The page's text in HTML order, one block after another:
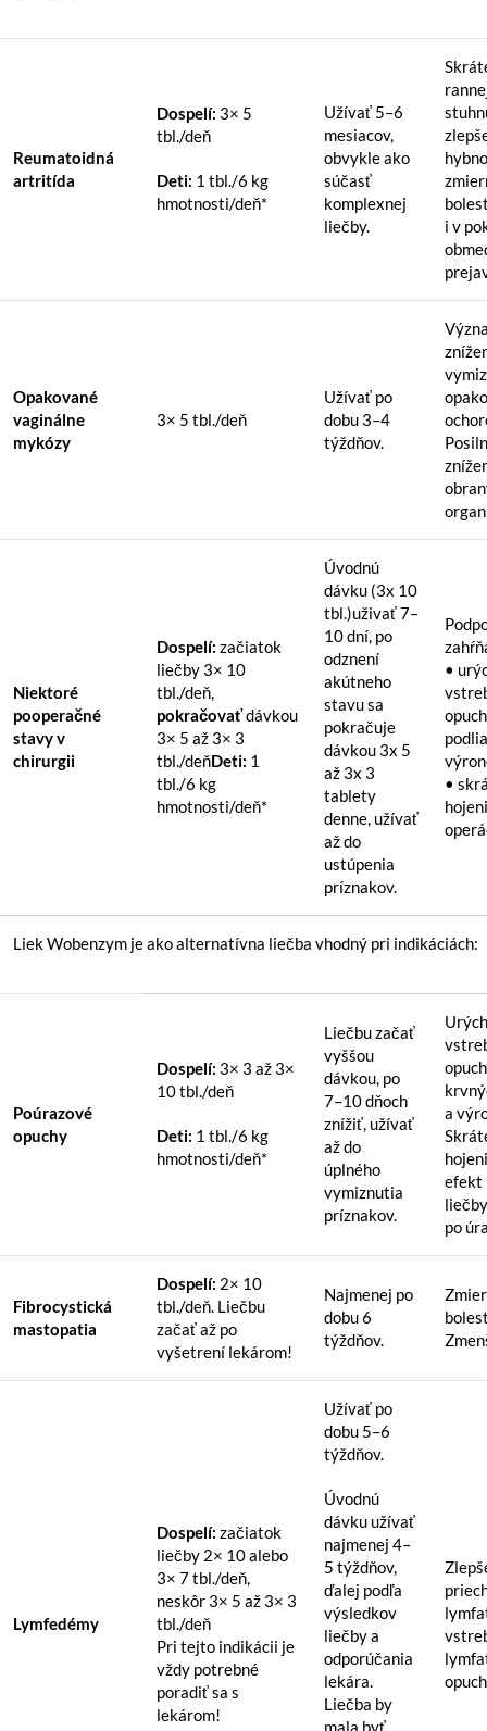
Reumatoidná
artritída
Dospelí: 3× 5
tbl./deň
Deti: 1 tbl./6 kg
hmotnosti/deň*
Užívať 5–6
mesiacov,
obvykle ako
súčasť
komplexnej
liečby.
i v
Opakované
vaginálne
mykózy
3× 5 tbl./deň
Užívať po
dobu 3–4
týždňov.
Niektoré
pooperačné
stavy v
chirurgii
Dospelí: začiatok
liečby 3× 10
tbl./deň,
pokračovaťdávkou
3× 5 až 3× 3
tbl./deňDeti: 1
tbl./6 kg
hmotnosti/deň*
Úvodnú
dávku (3x 10
tbl.)uživať 7–
10 dní, po
odznení
akútneho
stavu sa
pokračuje
dávkou 3x 5
až 3x 3
tablety
denne, užívať
až do
ustúpenia
príznakov.
•
•
Liek Wobenzym je ako alternatívna liečba vhodný pri indikáciách:
Poúrazové
opuchy
Dospelí: 3× 3 až 3×
10 tbl./deň
Deti: 1 tbl./6 kg
hmotnosti/deň*
Liečbu začať
vyššou
dávkou, po
7–10 dňoch
znížiť, užívať
až do
úplného
vymiznutia
príznakov.
a
efekt
po
Fibrocystická
mastopatia
Dospelí: 2× 10
tbl./deň. Liečbu
začať až po
vyšetrení lekárom!
Najmenej po
dobu 6
týždňov.
Lymfedémy
Dospelí: začiatok
liečby 2× 10 alebo
3× 7 tbl./deň,
neskôr 3× 5 až 3× 3
tbl./deň
Pri tejto indikácii je
vždy potrebné
poradiť sa s
lekárom!
Užívať po
dobu 5–6
týždňov.
Úvodnú
dávku užívať
najmenej 4–
5 týždňov,
ďalej podľa
výsledkov
liečby a
odporúčania
lekára.
Liečba by
mala byť